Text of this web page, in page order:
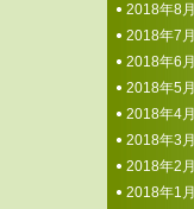
2018年8月
2018年7月
2018年6月
2018年5月
2018年4月
2018年3月
2018年2月
2018年1月